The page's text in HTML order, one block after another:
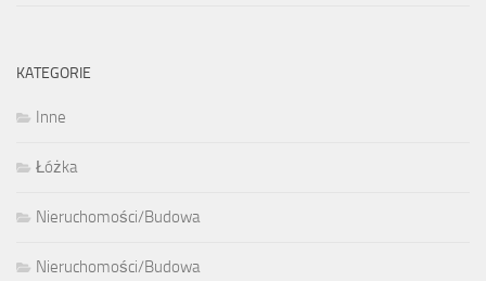
KATEGORIE
Inne
Łóżka
Nieruchomości/Budowa
Nieruchomości/Budowa